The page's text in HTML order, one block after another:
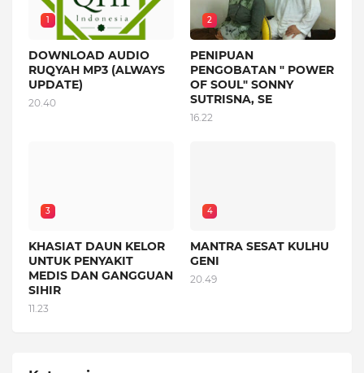
1
DOWNLOAD AUDIO
RUQYAH MP3 (ALWAYS
UPDATE)
20.40
2
PENIPUAN
PENGOBATAN " POWER
OF SOUL" SONNY
SUTRISNA, SE
16.22
3
KHASIAT DAUN KELOR
UNTUK PENYAKIT
MEDIS DAN GANGGUAN
SIHIR
11.23
4
MANTRA SESAT KULHU
GENI
20.49